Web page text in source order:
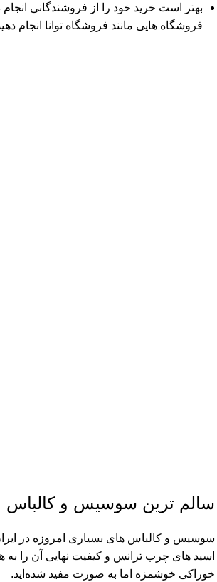
بهتر است خرید خود را از فروشندگانی
فروشگاه هایی مانند فروشگاه توانا انجام
سالم ترین سوسیس و کالباس
سوسیس و کالباس های بسیاری امروزه در
اسید های چرب ترانس و کیفیت نهایی آن را
خوراکی خوشمزه اما به صورت مفید شده‌اید.